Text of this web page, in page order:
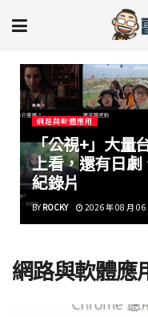
網路與軟體應用
「公視+」大量
上看，還有日劇
紀錄片
BY ROCKY 2026 年 08 月 06
網路與軟體應